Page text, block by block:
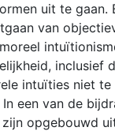
uit te
van
inclusief
intuïties niet
een van de
opgebouwd